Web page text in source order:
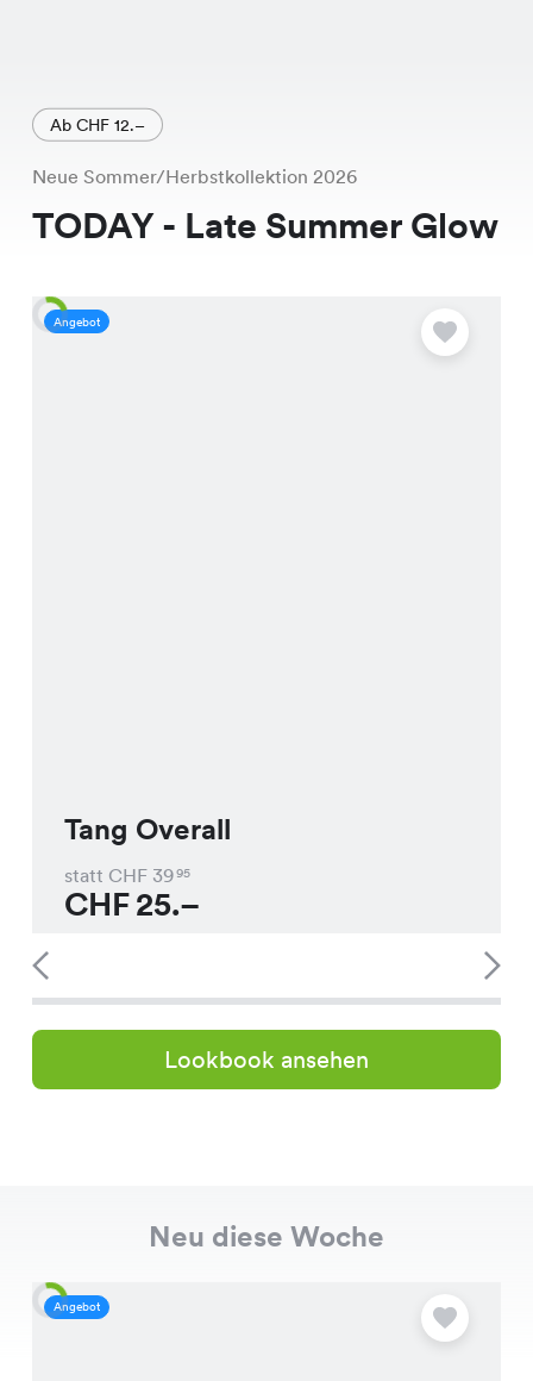
Ab CHF 12.–
Neue Sommer/Herbstkollektion 2026
TODAY - Late Summer Glow
Angebot
Tang Overall
statt CHF 3995
CHF25.–
Lookbook ansehen
Neu diese Woche
Angebot